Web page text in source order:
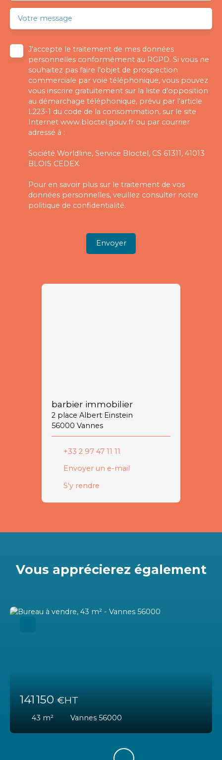
Votre message
J'accepte le traitement de mes données
personnelles conformément au RGPD. Si vous ne
souhaitez pas faire l'objet de prospection
commerciale par voie téléphonique, vous pouvez
vous inscrire gratuitement sur la liste d'opposition
au démarchage téléphonique, prévu par l'article
L223-1 du code de la consommation, sur le site
Internet www.bloctel.gouv.fr ou par courrier
adressé à :
Société Worldline, Service Bloctel, CS 61311, 41013
BLOIS CEDEX.
Pour en savoir plus sur le traitement de vos
données personnelles, veuillez consulter notre
politique de confidentialité.
Envoyer
barbier immobilier
2 place Albert Einstein
56000 Vannes
+33 2 97 47 11 11
Envoyer un e-mail
S'y rendre
Vous apprécierez également
141 150 €HT
43 m² Vannes 56000